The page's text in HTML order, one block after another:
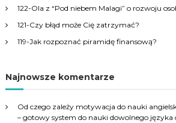
r
122-Ola z “Pod niebem Malagi” o rozwoju
121-Czy błąd może Cię zatrzymać?
119-Jak rozpoznać piramidę finansową?
Najnowsze komentarze
Od czego zależy motywacja do nauki
– gotowy system do nauki dowolnego języka